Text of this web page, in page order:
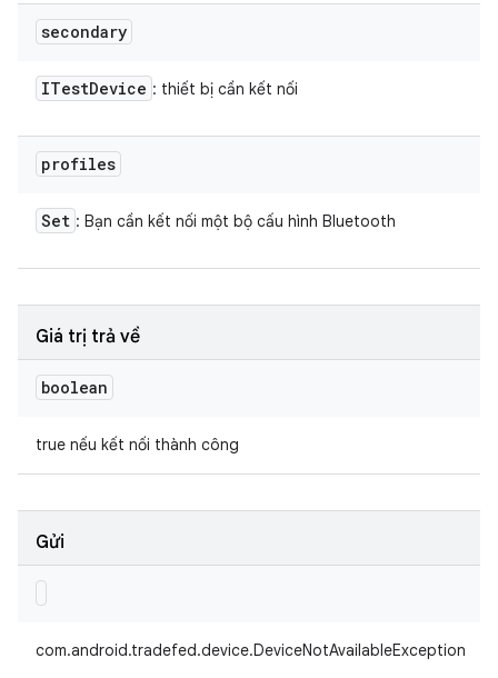
secondary
ITestDevice : thiết bị cần kết nối
profiles
Set : Bạn cần kết nối một bộ cấu hình Bluetooth
Giá trị trả về
boolean
true nếu kết nối thành công
Gửi
com.android.tradefed.device.DeviceNotAvailableException